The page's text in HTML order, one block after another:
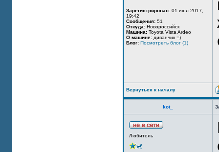
Зарегистрирован: 01 июл 2017,
19:42
Сообщения: 51
Откуда: Новороссийск
Машина: Toyota Vista Ardeo
О машине: диванчик =)
Блог: Посмотреть блог (1)
Вернуться к началу
kot_
Любитель